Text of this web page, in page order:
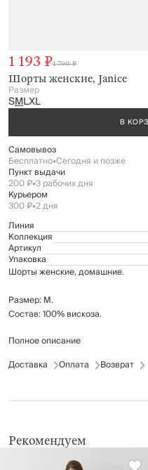
Шорты женские, Janice
1 193 ₽1 790 ₽
Размер
SMLXL
В
Самовывоз
Бесплатно•Сегодня и позже
Пункт выдачи
200 ₽•3 рабочих дня
Курьером
300 ₽•2 дня
Линия
Коллекция
Артикул
Упаковка
Шорты женские, домашние.
Размер: M.
Состав: 100% вискоза.
Рекомендации по уходу: стирка
химчистка запрещена; не
Полное описание
Доставка
Оплата Возврат
Рекомендуем